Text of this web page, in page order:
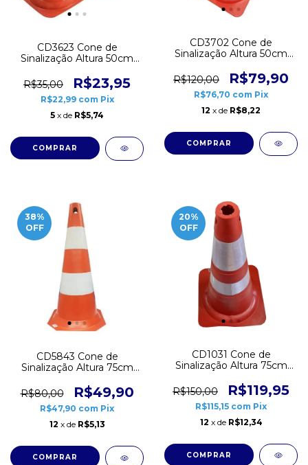
CD3623 Cone de
Sinalização Altura 50cm
R$35,00
R$23,95
R$22,99 com Pix
5 x de R$5,74
CD3702 Cone de
Sinalização Altura 50cm
R$120,00
R$79,90
R$76,70 com Pix
12 x de R$8,22
38%
OFF
CD5843 Cone de
Sinalização Altura 75cm
R$80,00
R$49,90
R$47,90 com Pix
12 x de R$5,13
20%
OFF
CD1031 Cone de
Sinalização Altura 75cm
R$150,00
R$119,95
R$115,15 com Pix
12 x de R$12,34